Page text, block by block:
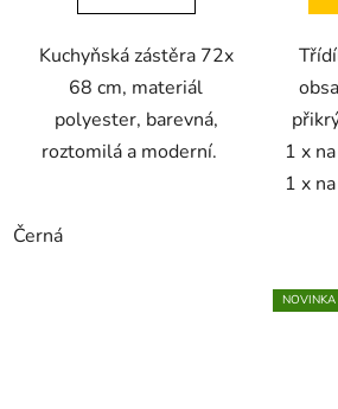
Kuchyňská zástěra 72x
68 cm, materiál
polyester, barevná,
roztomilá a moderní.
Černá
1 x
1 x
NOVINKA